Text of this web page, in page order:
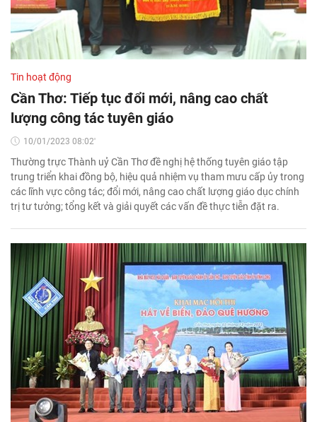
Tin hoạt động
Cần Thơ: Tiếp tục đổi mới, nâng cao chất
lượng công tác tuyên giáo
10/01/2023 08:02'
Thường trực Thành uỷ Cần Thơ đề nghị hệ thống tuyên giáo tập
trung triển khai đồng bộ, hiệu quả nhiệm vụ tham mưu cấp ủy trong
các lĩnh vực công tác; đổi mới, nâng cao chất lượng giáo dục chính
trị tư tưởng; tổng kết và giải quyết các vấn đề thực tiễn đặt ra.